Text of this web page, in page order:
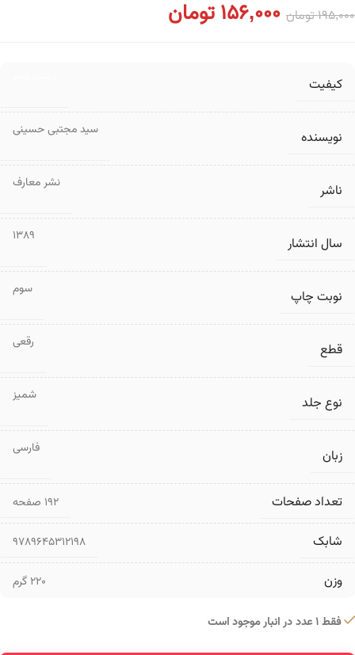
195,000تومان 156,000تومان
کیفیت
نویسنده سید مجتبی حسینی
ناشر نشر معارف
سال انتشار 1389
نوبت چاپ سوم
قطع رقعی
نوع جلد شمیز
زبان فارسی
تعداد صفحات ۱۹۲ صفحه
شابک 9789645312198
وزن 220 گرم
فقط 1 عدد در انبار موجود است